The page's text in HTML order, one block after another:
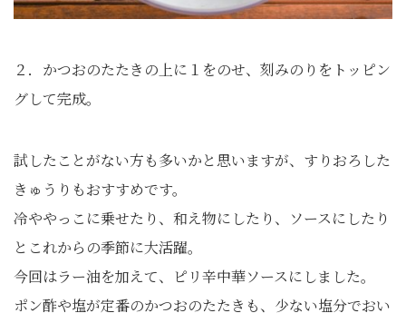
２．かつおのたたきの上に１をのせ、刻みのりをトッピン
グして完成。
試したことがない方も多いかと思いますが、すりおろした
きゅうりもおすすめです。
冷ややっこに乗せたり、和え物にしたり、ソースにしたり
とこれからの季節に大活躍。
今回はラー油を加えて、ピリ辛中華ソースにしました。
ポン酢や塩が定番のかつおのたたきも、少ない塩分でおい